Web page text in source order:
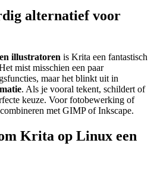
alternatief voor
illustratoren is Krita een fantastisch
mist misschien een paar
maar het blinkt uit in
. Als je vooral tekent, schildert of
keuze. Voor fotobewerking of
met GIMP of Inkscape.
Krita op Linux een